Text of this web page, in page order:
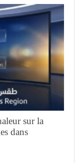
sur la
dans